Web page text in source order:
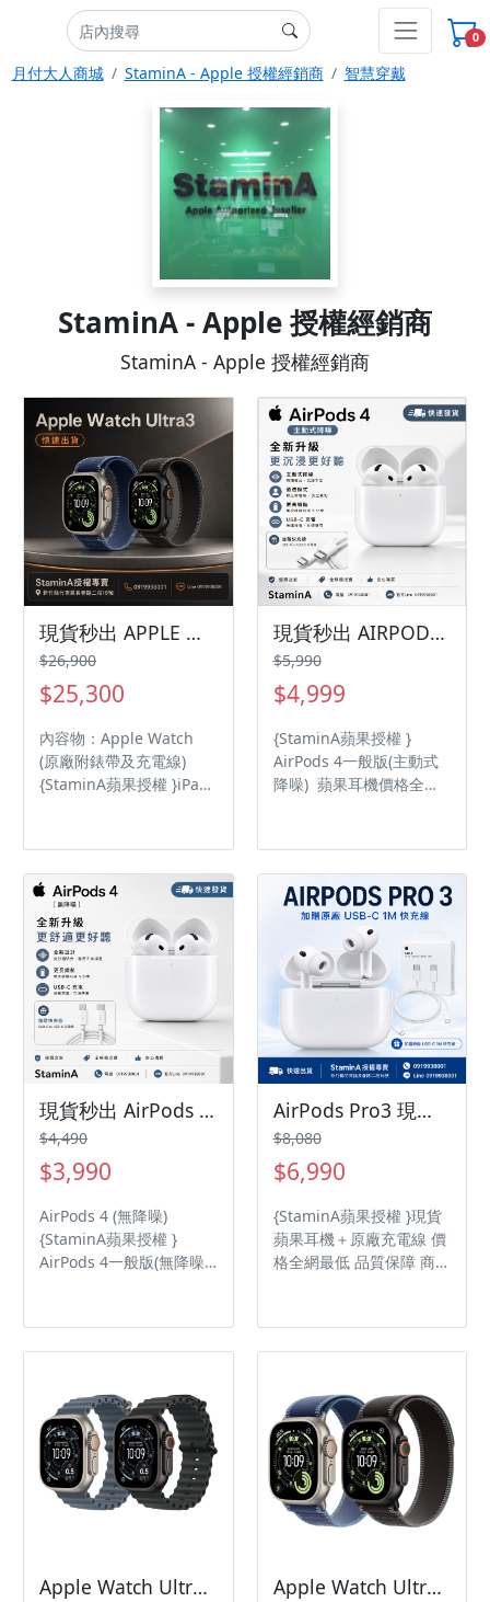
0
月付大人商城 StaminA - Apple 授權經銷商 智慧穿戴
StaminA - Apple 授權經銷商
StaminA - Apple 授權經銷商
現貨秒出 APPLE WATCH ULTRA 3 越野錶帶applewatch/ultra3
$26,900
$25,300
內容物：Apple Watch
(原廠附錶帶及充電線)
{StaminA蘋果授權 }iPad
險錶 堅固的 49 公釐航太
等級鈦金屬錶殼 內建
GPS + 行動網路連線功能
現貨秒出 AIRPODS4 (主動式降噪)『贈快充線』/airpods4/Airpods4
$5,990
$4,999
{StaminA蘋果授權 }
AirPods 4一般版(主動式
降噪) 蘋果耳機價格全網
IP54 藍牙 5.3 無線技術
現貨秒出 AirPods 4 (無降噪)『贈快充線』/airpods4/Airpods4
$4,490
$3,990
AirPods 4 (無降噪)
{StaminA蘋果授權 }
AirPods 4一般版(無降噪)
噪) H2 耳機晶片 防塵與抗
汗抗水功能IP54 藍牙 5.3
AirPods Pro3 現貨秒出「贈原廠快充線」Apple AirPods Pro3 全新現貨airpodspro3/airpods
$8,080
$6,990
{StaminA蘋果授權 }現貨
蘋果耳機＋原廠充電線 價
格全網最低 品質保障 商品
能，可供你跟測心率和消
耗的卡路里。 全新耳塞
選，提供更穩妥貼合的個
人化佩戴體驗。 更長的電
池續航力。啟用主動式降
噪時，充電一次的聆聽時
間最長可達 8 小時。
Apple Watch Ultra 3 海洋錶帶applewatch/ultra3 Apple Watch Ultra 3 越野錶帶applewatch/ultra3